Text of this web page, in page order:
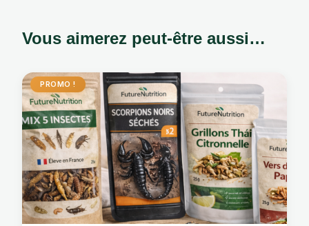
Vous aimerez peut-être aussi…
PROMO !